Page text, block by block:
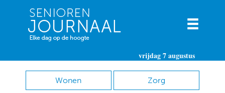
vrijdag 7 augustus
Wonen Zorg